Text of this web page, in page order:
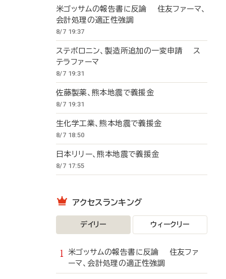
米ゴッサムの報告書に反論 住友ファーマ、
会計処理の適正性強調
8/7 19:37
ステボロニン、製造所追加の一変申請 ス
テラファーマ
8/7 19:31
佐藤製薬、熊本地震で義援金
8/7 19:31
生化学工業、熊本地震で義援金
8/7 18:50
日本リリー、熊本地震で義援金
8/7 17:55
アクセスランキング
デイリー ウィークリー
米ゴッサムの報告書に反論 住友ファ
ーマ、会計処理の適正性強調